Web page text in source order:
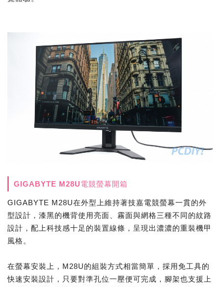
GIGABYTE M28U電競螢幕開箱
GIGABYTE M28U在外型上維持著技嘉電競螢幕一貫的外
型設計，漆黑的機背使用亮面、霧面與網格三種不同的紋路
設計，配上科技感十足的裝置線條，呈現出濃濃的重裝機甲
風格。
在螢幕安裝上，M28U的組裝方式相當簡單，採用免工具的
快速安裝設計，只要對準孔位一壓便可完成，腳架也支援上